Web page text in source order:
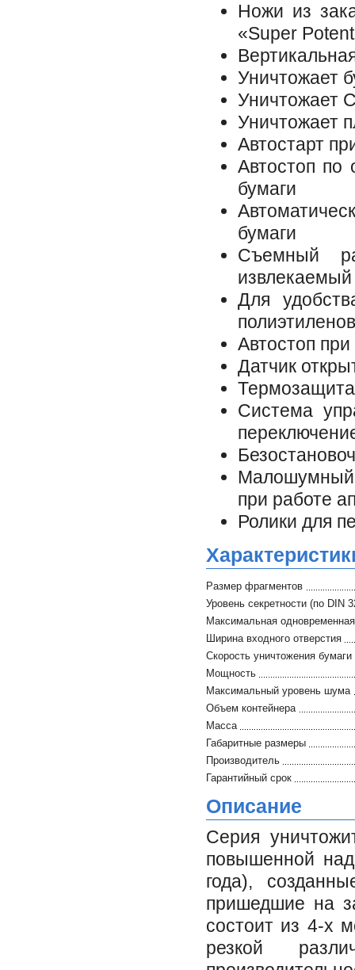
Ножи из
«Super
Уничтожает
Уничтожает
Уничтожает
Автостарт
Автостоп по
бумаги
бумаги
Съемный
Для
Автостоп
Датчик
Термозащита
Система
при работе
Ролики для
Размер фрагментов
Уровень секретности (по DIN
Максимальная одновременная
Ширина входного отверстия
Скорость уничтожения бумаги
Мощность
Максимальный уровень шума
Объем контейнера
Масса
Габаритные размеры
Производитель
Гарантийный срок
Описание
Серия
повышенной
года),
пришедшие на
состоит из 4-х
резкой